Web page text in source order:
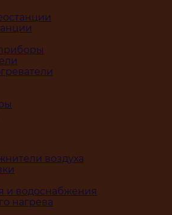
воздуха
и водоснабжения
нагрева